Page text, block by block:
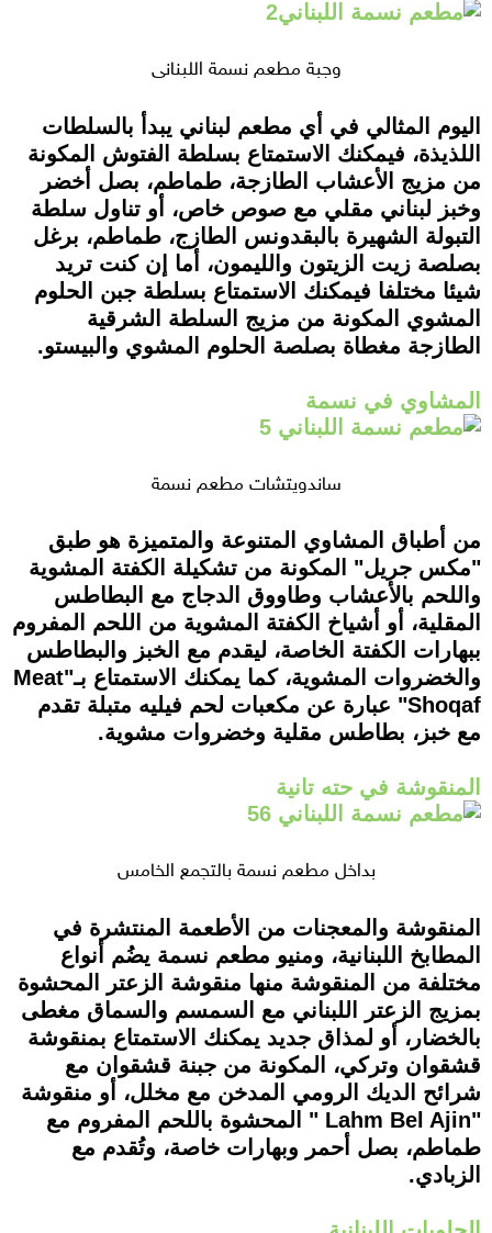
وجبة مطعم نسمة اللبناني
اليوم المثالي في أي مطعم لبناني يبدأ بالسلطات
اللذيذة، فيمكنك الاستمتاع بسلطة الفتوش المكونة
من مزيج الأعشاب الطازجة، طماطم، بصل أخضر
وخبز لبناني مقلي مع صوص خاص، أو تناول سلطة
التبولة الشهيرة بالبقدونس الطازج، طماطم، برغل
بصلصة زيت الزيتون والليمون، أما إن كنت تريد
شيئا مختلفا فيمكنك الاستمتاع بسلطة جبن الحلوم
المشوي المكونة من مزيج السلطة الشرقية
الطازجة مغطاة بصلصة الحلوم المشوي والبيستو.
المشاوي في نسمة
ساندويتشات مطعم نسمة
من أطباق المشاوي المتنوعة والمتميزة هو طبق
"مكس جريل" المكونة من تشكيلة الكفتة المشوية
واللحم بالأعشاب وطاووق الدجاج مع البطاطس
المقلية، أو أشياخ الكفتة المشوية من اللحم المفروم
ببهارات الكفتة الخاصة، ليقدم مع الخبز والبطاطس
والخضروات المشوية، كما يمكنك الاستمتاع بـ"Meat
Shoqaf" عبارة عن مكعبات لحم فيليه متبلة تقدم
مع خبز، بطاطس مقلية وخضروات مشوية.
المنقوشة في حته تانية
بداخل مطعم نسمة بالتجمع الخامس
المنقوشة والمعجنات من الأطعمة المنتشرة في
المطابخ اللبنانية، ومنيو مطعم نسمة يضُم أنواع
مختلفة من المنقوشة منها منقوشة الزعتر المحشوة
بمزيج الزعتر اللبناني مع السمسم والسماق مغطى
بالخضار، أو لمذاق جديد يمكنك الاستمتاع بمنقوشة
قشقوان وتركي، المكونة من جبنة قشقوان مع
شرائح الديك الرومي المدخن مع مخلل، أو منقوشة
"Lahm Bel Ajin " المحشوة باللحم المفروم مع
طماطم، بصل أحمر وبهارات خاصة، وتُقدم مع
الزبادي.